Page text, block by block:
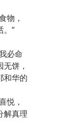
物，
。”
必命
饼，
和华的
悦，
解真理